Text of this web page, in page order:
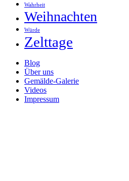
Wahrheit
Weihnachten
Würde
Zelttage
Blog
Über uns
Gemälde-Galerie
Videos
Impressum